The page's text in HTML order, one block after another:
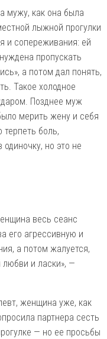
мужу, как она была
лыжной прогулки
и сопереживания: ей
пропускать
а потом дал понять,
Такое холодное
Позднее муж
мерить жену и себя
боль,
но это не
весь сеанс
его агрессивную и
а потом жалуется,
любви и ласки», —
женщина уже, как
партнера сесть
— но ее просьбы